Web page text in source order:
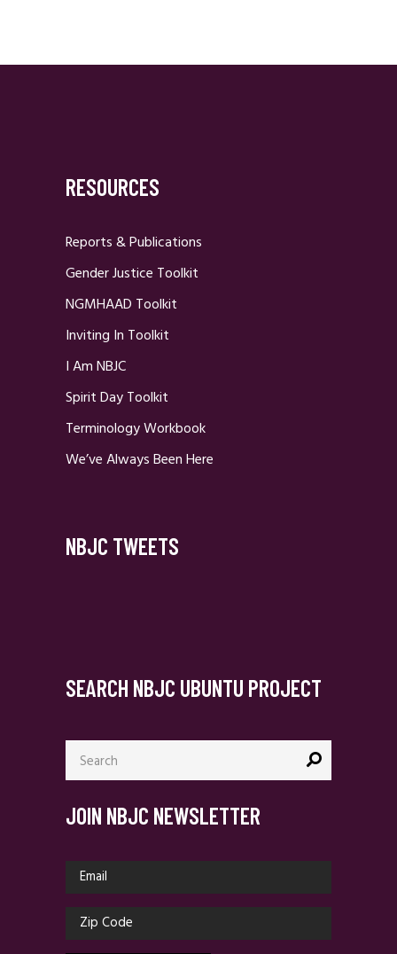
RESOURCES
Reports & Publications
Gender Justice Toolkit
NGMHAAD Toolkit
Inviting In Toolkit
I Am NBJC
Spirit Day Toolkit
Terminology Workbook
We’ve Always Been Here
NBJC TWEETS
SEARCH NBJC UBUNTU PROJECT
Search
for:
JOIN NBJC NEWSLETTER